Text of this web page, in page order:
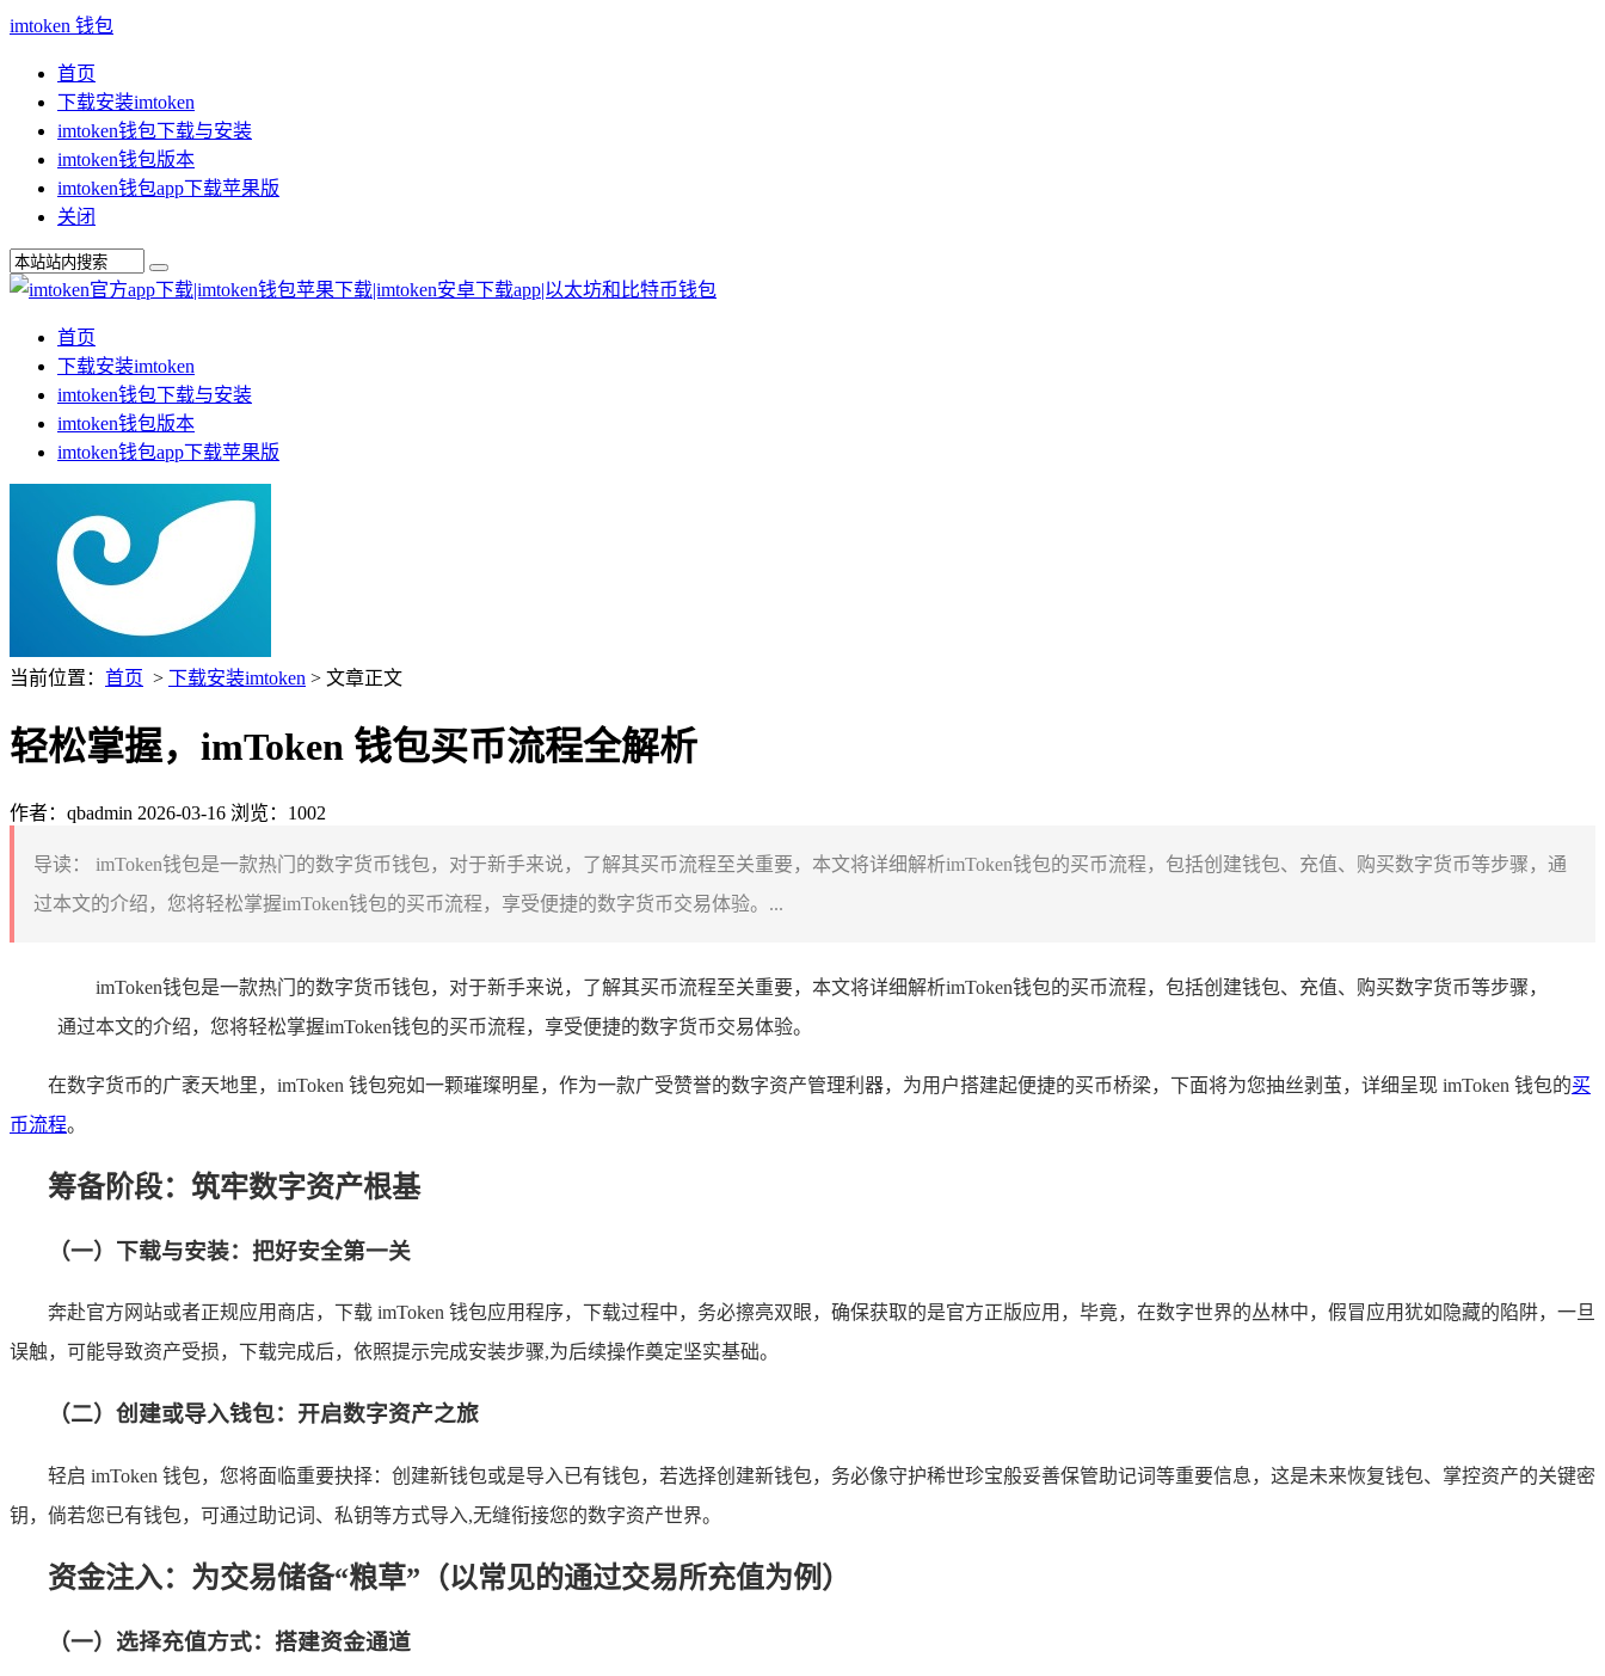
imtoken 钱包
首页
下载安装imtoken
imtoken钱包下载与安装
imtoken钱包版本
imtoken钱包app下载苹果版
关闭
首页
下载安装imtoken
imtoken钱包下载与安装
imtoken钱包版本
imtoken钱包app下载苹果版
当前位置： 首页 > 下载安装imtoken > 文章正文
轻松掌握，imToken 钱包买币流程全解析
作者：qbadmin 2026-03-16 浏览：1002
导读：
imToken钱包是一款热门的数字货币钱包，对于新手来说，了解其买币流程至关重要，本文将详细解析imToken钱包的买币流程，包括创建钱包、充值、购买数字货币等步骤，通
过本文的介绍，您将轻松掌握imToken钱包的买币流程，享受便捷的数字货币交易体验。...
imToken钱包是一款热门的数字货币钱包，对于新手来说，了解其买币流程至关重要，本文将详细解析imToken钱包的买币流程，包括创建钱包、充值、购买数字货币等步骤，
通过本文的介绍，您将轻松掌握imToken钱包的买币流程，享受便捷的数字货币交易体验。
在数字货币的广袤天地里，imToken 钱包宛如一颗璀璨明星，作为一款广受赞誉的数字资产管理利器，为用户搭建起便捷的买币桥梁，下面将为您抽丝剥茧，详细呈现 imToken 钱包的买
币流程。
筹备阶段：筑牢数字资产根基
（一）下载与安装：把好安全第一关
奔赴官方网站或者正规应用商店，下载 imToken 钱包应用程序，下载过程中，务必擦亮双眼，确保获取的是官方正版应用，毕竟，在数字世界的丛林中，假冒应用犹如隐藏的陷阱，一旦
误触，可能导致资产受损，下载完成后，依照提示完成安装步骤,为后续操作奠定坚实基础。
（二）创建或导入钱包：开启数字资产之旅
轻启 imToken 钱包，您将面临重要抉择：创建新钱包或是导入已有钱包，若选择创建新钱包，务必像守护稀世珍宝般妥善保管助记词等重要信息，这是未来恢复钱包、掌控资产的关键密
钥，倘若您已有钱包，可通过助记词、私钥等方式导入,无缝衔接您的数字资产世界。
资金注入：为交易储备“粮草”（以常见的通过交易所充值为例）
（一）选择充值方式：搭建资金通道